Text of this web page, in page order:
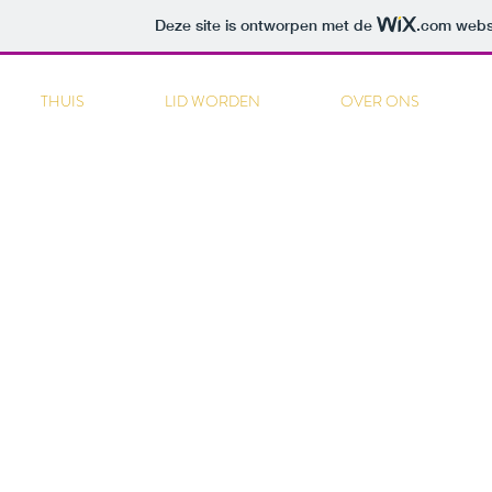
Deze site is ontworpen met de .com
THUIS LID WORDEN OVER ONS